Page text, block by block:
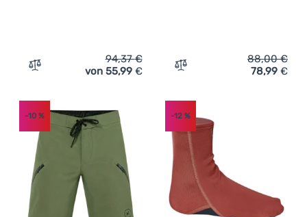
Zum Vergleich 'Herren-Funktionsshirt Elements Gear
94,37€
von 55,99 € Zum Vergleich
88,00€
78,99 €
-10 % -12%